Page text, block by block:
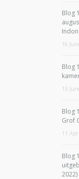
Blog
16
Blog
13
Blog
Grof
11
Blog
2022)